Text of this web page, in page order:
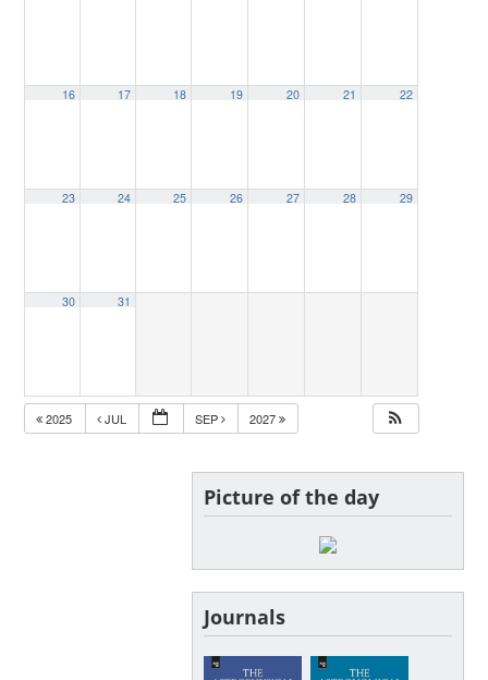
16 17 18 19 20 21 22
23 24 25 26 27 28 29
30 31
2025 JUL SEP 2027
Picture of the day
Journals